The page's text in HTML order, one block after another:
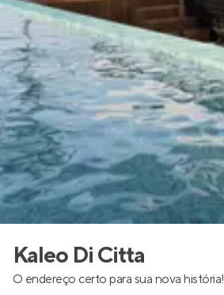
Kaleo Di Citta
O endereço certo para sua nova história!